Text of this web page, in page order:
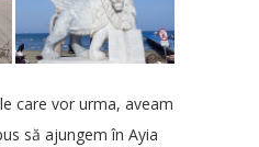
care vor urma, aveam
să ajungem în Ayia